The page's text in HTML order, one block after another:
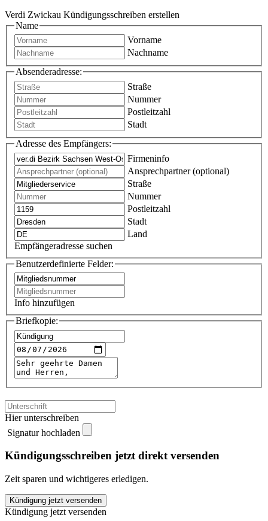
Verdi Zwickau Kündigungsschreiben erstellen
Name
Vorname
Nachname
Absenderadresse:
Straße
Nummer
Postleitzahl
Stadt
Adresse des Empfängers:
Firmeninfo
Ansprechpartner (optional)
Straße
Nummer
Postleitzahl
Stadt
Land
Empfängeradresse suchen
Benutzerdefinierte Felder:
Info hinzufügen
Briefkopie:
Hier unterschreiben
Signatur hochladen
Kündigungsschreiben jetzt direkt versenden
Zeit sparen und wichtigeres erledigen.
Verdi
Zwickau
Kündigung jetzt versenden
Kündigung jetzt versenden